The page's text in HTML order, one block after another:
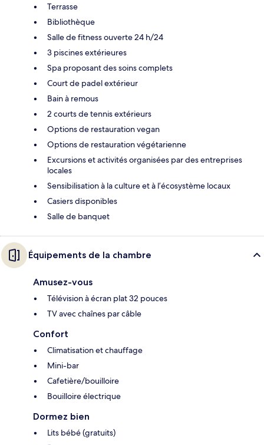
Terrasse
Bibliothèque
Salle de fitness ouverte 24 h/24
3 piscines extérieures
Spa proposant des soins complets
Court de padel extérieur
Bain à remous
2 courts de tennis extérieurs
Options de restauration vegan
Options de restauration végétarienne
Excursions et activités organisées par des entreprises
locales
Sensibilisation à la culture et à l’écosystème locaux
Casiers disponibles
Salle de banquet
Équipements de la chambre
Amusez-vous
Télévision à écran plat 32 pouces
TV avec chaînes par câble
Confort
Climatisation et chauffage
Mini-bar
Cafetière/bouilloire
Bouilloire électrique
Dormez bien
Lits bébé (gratuits)